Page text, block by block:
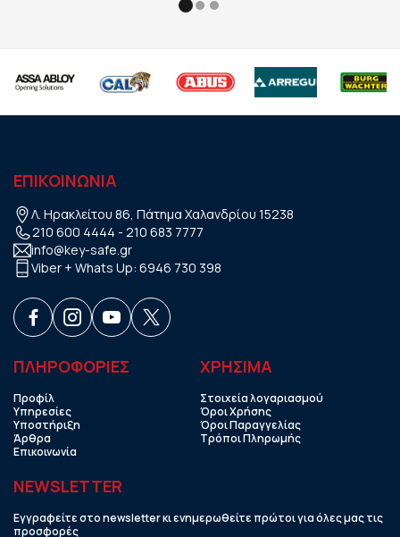
ΕΠΙΚΟΙΝΩΝΙΑ
Λ. Ηρακλείτου 86, Πάτημα Χαλανδρίου 15238
210 600 4444 - 210 683 7777
info@key-safe.gr
Viber + Whats Up: 6946 730 398
ΠΛΗΡΟΦΟΡΙΕΣ
Προφίλ
Υπηρεσίες
Υποστήριξη
Άρθρα
Επικοινωνία
ΧΡHΣΙΜΑ
Στοιχεία λογαριασμού
Όροι Χρήσης
Όροι Παραγγελίας
Τρόποι Πληρωμής
NEWSLETTER
Εγγραφείτε στο newsletter κι ενημερωθείτε πρώτοι για όλες μας τις
προσφορές